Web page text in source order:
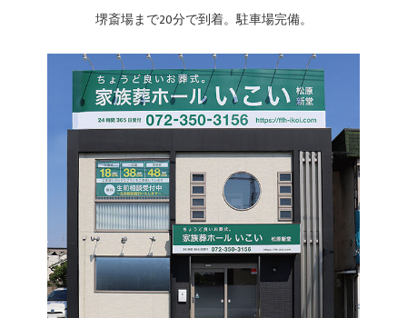
堺斎場まで20分で到着。駐車場完備。